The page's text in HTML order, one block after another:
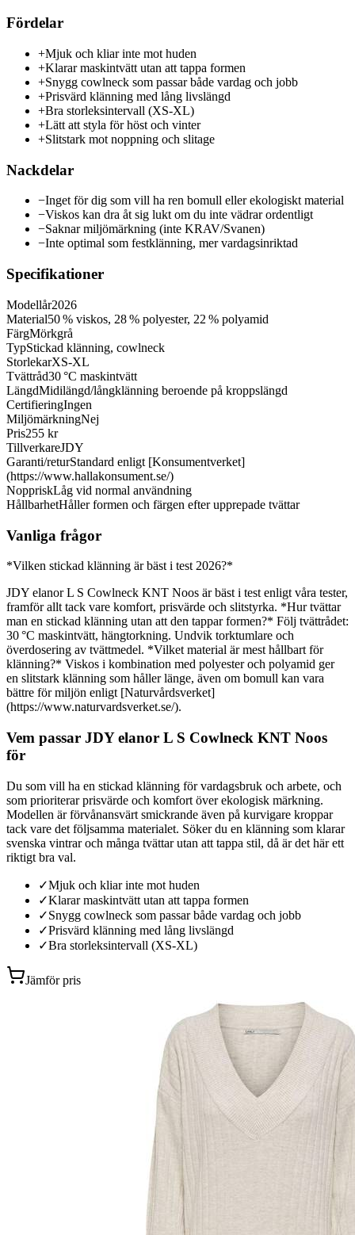
Fördelar
+Mjuk och kliar inte mot huden
+Klarar maskintvätt utan att tappa formen
+Snygg cowlneck som passar både vardag och jobb
+Prisvärd klänning med lång livslängd
+Bra storleksintervall (XS-XL)
+Lätt att styla för höst och vinter
+Slitstark mot noppning och slitage
Nackdelar
−Inget för dig som vill ha ren bomull eller ekologiskt material
−Viskos kan dra åt sig lukt om du inte vädrar ordentligt
−Saknar miljömärkning (inte KRAV/Svanen)
−Inte optimal som festklänning, mer vardagsinriktad
Specifikationer
Modellår2026
Material50 % viskos, 28 % polyester, 22 % polyamid
FärgMörkgrå
TypStickad klänning, cowlneck
StorlekarXS-XL
Tvättråd30 °C maskintvätt
LängdMidilängd/långklänning beroende på kroppslängd
CertifieringIngen
MiljömärkningNej
Pris255 kr
TillverkareJDY
Garanti/returStandard enligt [Konsumentverket]
(https://www.hallakonsument.se/)
NoppriskLåg vid normal användning
HållbarhetHåller formen och färgen efter upprepade tvättar
Vanliga frågor
*Vilken stickad klänning är bäst i test 2026?*
JDY elanor L S Cowlneck KNT Noos är bäst i test enligt våra tester,
framför allt tack vare komfort, prisvärde och slitstyrka. *Hur tvättar
man en stickad klänning utan att den tappar formen?* Följ tvättrådet:
30 °C maskintvätt, hängtorkning. Undvik torktumlare och
överdosering av tvättmedel. *Vilket material är mest hållbart för
klänning?* Viskos i kombination med polyester och polyamid ger
en slitstark klänning som håller länge, även om bomull kan vara
bättre för miljön enligt [Naturvårdsverket]
(https://www.naturvardsverket.se/).
Vem passar JDY elanor L S Cowlneck KNT Noos
för
Du som vill ha en stickad klänning för vardagsbruk och arbete, och
som prioriterar prisvärde och komfort över ekologisk märkning.
Modellen är förvånansvärt smickrande även på kurvigare kroppar
tack vare det följsamma materialet. Söker du en klänning som klarar
svenska vintrar och många tvättar utan att tappa stil, då är det här ett
riktigt bra val.
✓Mjuk och kliar inte mot huden
✓Klarar maskintvätt utan att tappa formen
✓Snygg cowlneck som passar både vardag och jobb
✓Prisvärd klänning med lång livslängd
✓Bra storleksintervall (XS-XL)
Jämför pris